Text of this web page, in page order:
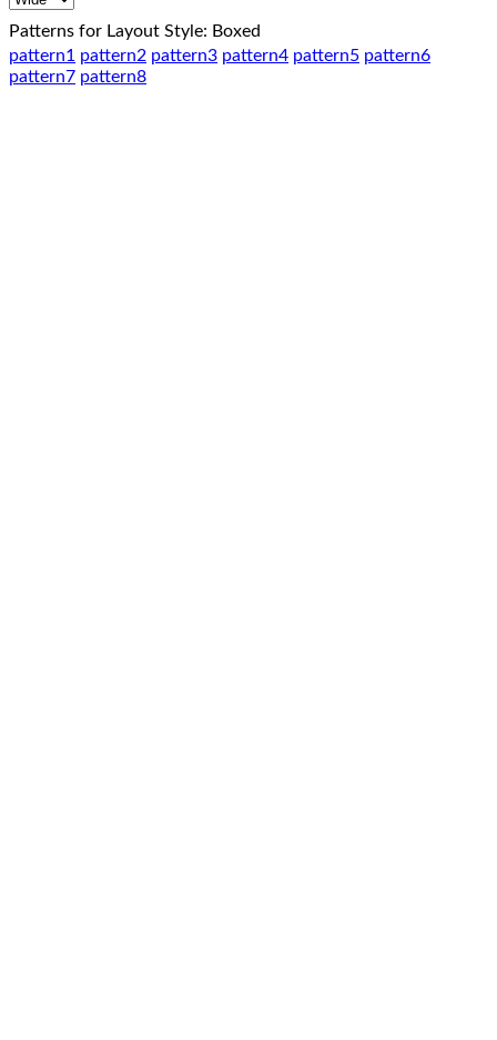
Patterns for Layout Style: Boxed
pattern1 pattern2 pattern3 pattern4 pattern5 pattern6
pattern7 pattern8